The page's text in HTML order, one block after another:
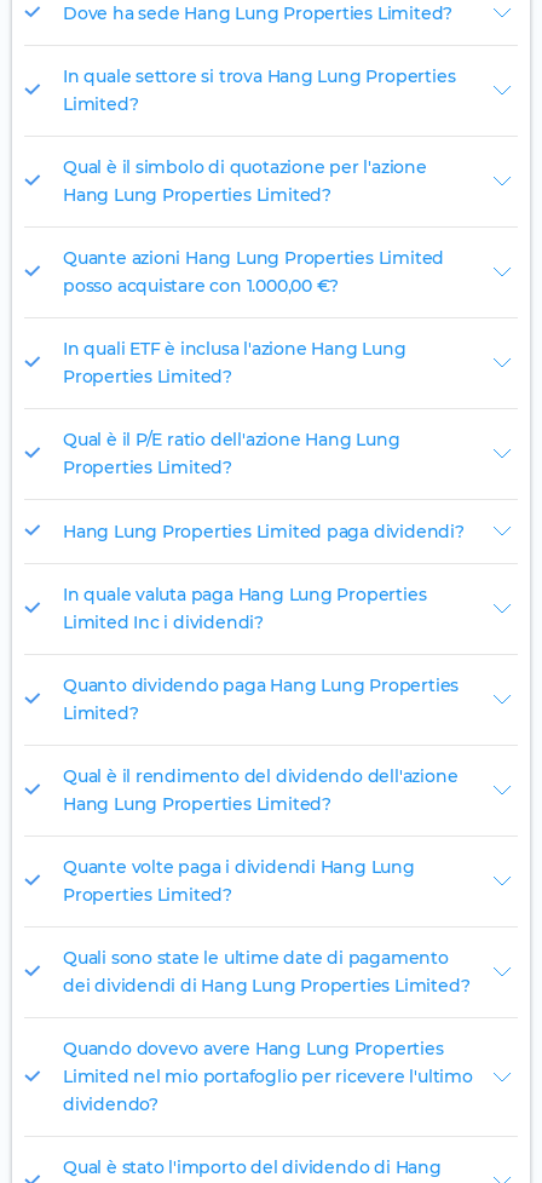
Dove ha sede Hang Lung Properties Limited?
In quale settore si trova Hang Lung Properties
Limited?
Qual è il simbolo di quotazione per l'azione
Hang Lung Properties Limited?
Quante azioni Hang Lung Properties Limited
posso acquistare con 1.000,00 €?
In quali ETF è inclusa l'azione Hang Lung
Properties Limited?
Qual è il P/E ratio dell'azione Hang Lung
Properties Limited?
Hang Lung Properties Limited paga dividendi?
In quale valuta paga Hang Lung Properties
Limited Inc i dividendi?
Quanto dividendo paga Hang Lung Properties
Limited?
Qual è il rendimento del dividendo dell'azione
Hang Lung Properties Limited?
Quante volte paga i dividendi Hang Lung
Properties Limited?
Quali sono state le ultime date di pagamento
dei dividendi di Hang Lung Properties Limited?
Quando dovevo avere Hang Lung Properties
Limited nel mio portafoglio per ricevere l'ultimo
dividendo?
Qual è stato l'importo del dividendo di Hang